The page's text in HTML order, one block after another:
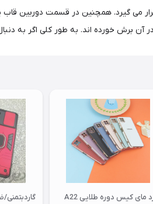
می گیرد. همچنین در قسمت دوربین قاب
برش خورده اند. به طور کلی اگر به
گارد مای کیس دوره طلایی A22